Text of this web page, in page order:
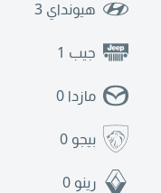
هيونداي 3
جيب 1
مازدا 0
بيجو 0
رينو 0